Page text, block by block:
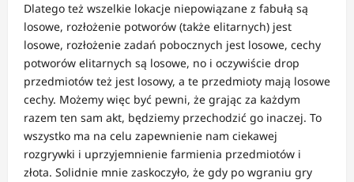
Dlatego też wszelkie lokacje niepowiązane z fabułą są
losowe, rozłożenie potworów (także elitarnych) jest
losowe, rozłożenie zadań pobocznych jest losowe, cechy
potworów elitarnych są losowe, no i oczywiście drop
przedmiotów też jest losowy, a te przedmioty mają losowe
cechy. Możemy więc być pewni, że grając za każdym
razem ten sam akt, będziemy przechodzić go inaczej. To
wszystko ma na celu zapewnienie nam ciekawej
rozgrywki i uprzyjemnienie farmienia przedmiotów i
złota. Solidnie mnie zaskoczyło, że gdy po wgraniu gry